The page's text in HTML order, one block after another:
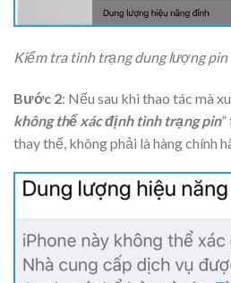
Kiểm tra tình trạng dung lượng pin
Bước 2: Nếu sau khi thao tác mà
không thể xác định tình trạng pin
thay thế, không phải là hàng chính